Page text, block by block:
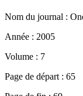
Nom du journal :
Année : 2005
Volume : 7
Page de départ : 65